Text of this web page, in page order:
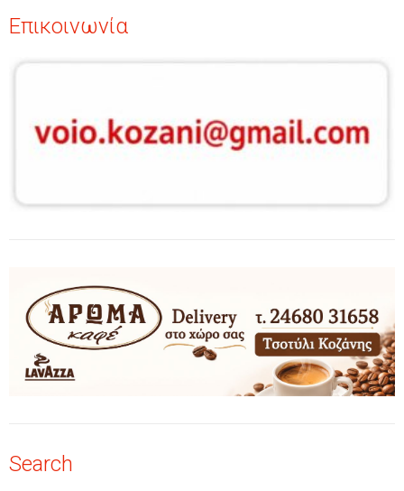
Επικοινωνία
Search